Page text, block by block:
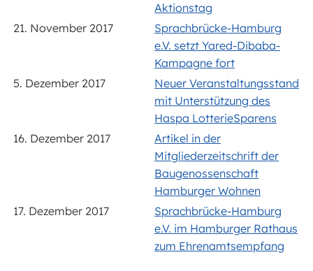
Aktionstag
21. November 2017
Sprachbrücke-Hamburg
e.V. setzt Yared-Dibaba-
Kampagne fort
5. Dezember 2017
Neuer Veranstaltungsstand
mit Unterstützung des
Haspa LotterieSparens
16. Dezember 2017
Artikel in der
Mitgliederzeitschrift der
Baugenossenschaft
Hamburger Wohnen
17. Dezember 2017
Sprachbrücke-Hamburg
e.V. im Hamburger Rathaus
zum Ehrenamtsempfang